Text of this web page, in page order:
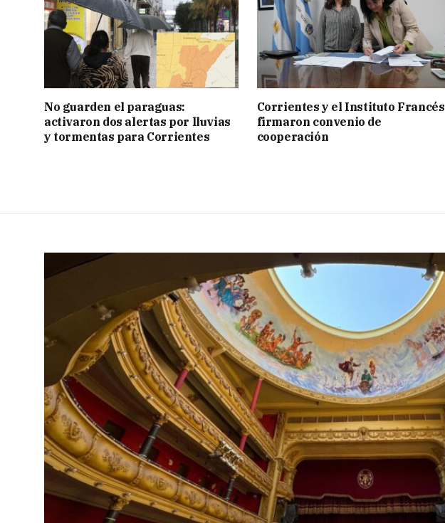
No guarden el paraguas:
activaron dos alertas por lluvias
y tormentas para Corrientes
Corrientes y el Instituto Francés
firmaron convenio de
cooperación